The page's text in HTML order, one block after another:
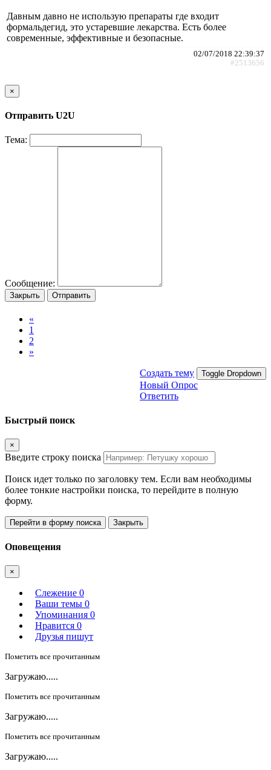
Давным давно не использую препараты где входит
формальдегид, это устаревшие лекарства. Есть более
современные, эффективные и безопасные.
02/07/2018 22:39:37
#2513656
×
Отправить U2U
Тема:
Сообщение:
Закрыть Отправить
«
1
2
»
Создать тему Toggle Dropdown
Новый Опрос
Ответить
Быстрый поиск
×
Введите строку поиска
Поиск идет только по заголовку тем. Если вам необходимы
более тонкие настройки поиска, то перейдите в полную
форму.
Перейти в форму поиска Закрыть
Оповещения
×
Слежение 0
Ваши темы 0
Упоминания 0
Нравится 0
Друзья пишут
Пометить все прочитанным
Загружаю.....
Пометить все прочитанным
Загружаю.....
Пометить все прочитанным
Загружаю.....